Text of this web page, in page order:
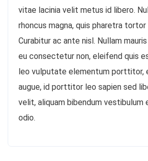
vitae lacinia velit metus id libero.
rhoncus magna, quis pharetra tortor
Curabitur ac ante nisl. Nullam
eu consectetur non, eleifend quis
leo vulputate elementum porttitor,
augue, id porttitor leo sapien sed
velit, aliquam bibendum vestibulum
odio.